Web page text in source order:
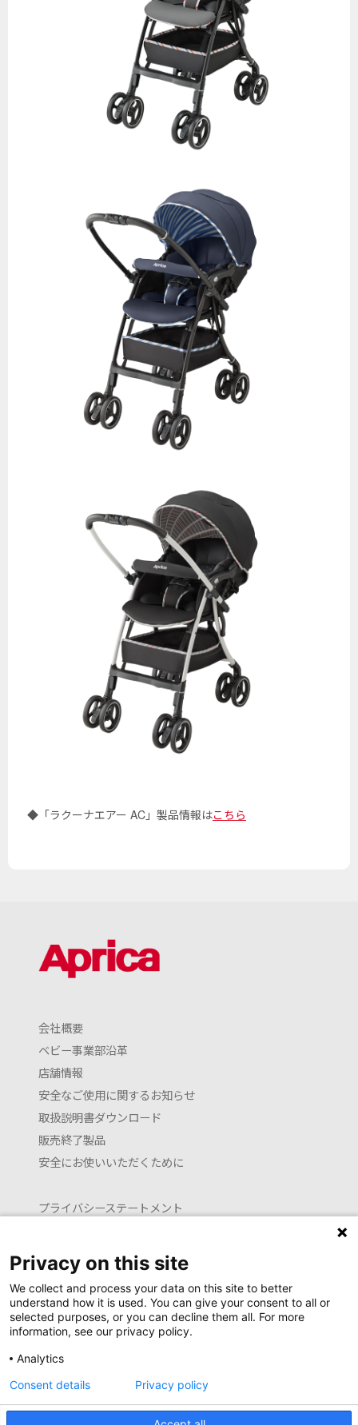
◆「ラクーナエアー AC」製品情報はこちら
会社概要
ベビー事業部沿革
店舗情報
安全なご使用に関するお知らせ
取扱説明書ダウンロード
販売終了製品
安全にお使いいただくために
プライバシーステートメント
お問い合わせ
Launguage setting
日本語
Copyright Newell Brands Japan G.K. all rights reserved.
Privacy on this site
We collect and process your data on this site to better
understand how it is used. You can give your consent to all or
selected purposes, or you can decline them all. For more
information, see our privacy policy.
Analytics
Consent details Privacy policy